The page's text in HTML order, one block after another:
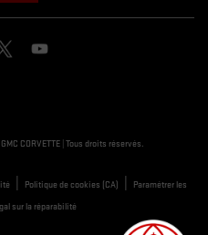
CORVETTE| Tous droits réservés.
Politique de cookies (CA)
Paramétrer les
sur la réparabilité